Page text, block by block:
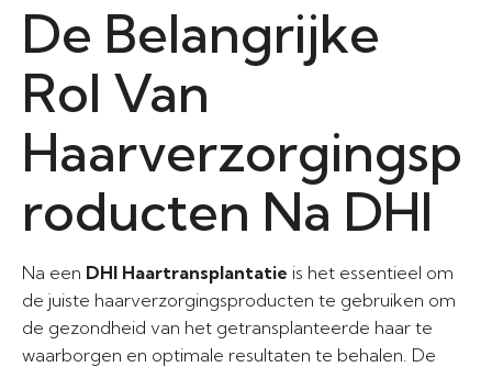
De Belangrijke
Rol Van
Haarverzorgingsp
roducten Na DHI
Na een DHI Haartransplantatie is het essentieel om
de juiste haarverzorgingsproducten te gebruiken om
de gezondheid van het getransplanteerde haar te
waarborgen en optimale resultaten te behalen. De